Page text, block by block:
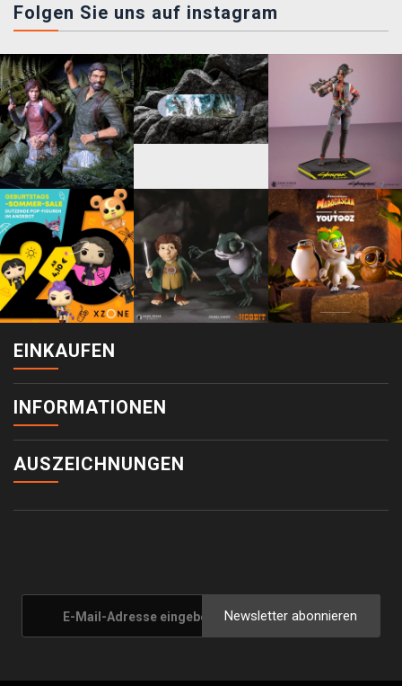
Folgen Sie uns auf instagram
EINKAUFEN
INFORMATIONEN
AUSZEICHNUNGEN
Newsletter abonnieren